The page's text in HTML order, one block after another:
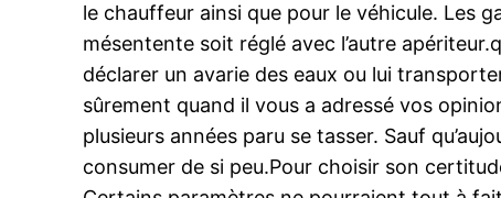
le chauffeur ainsi que pour le véhicule. Les
mésentente soit réglé avec l’autre
déclarer un avarie des eaux ou lui
sûrement quand il vous a adressé vos
plusieurs années paru se tasser. Sauf
consumer de si peu.Pour choisir son